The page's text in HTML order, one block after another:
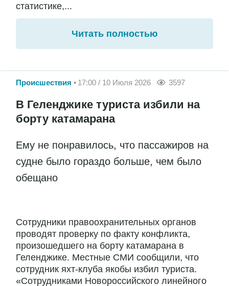
статистике,...
Читать полностью
Происшествия 17:00 / 10 Июля 2026 3597
В Геленджике туриста избили на
борту катамарана
Ему не понравилось, что пассажиров на
судне было гораздо больше, чем было
обещано
Сотрудники правоохранительных органов
проводят проверку по факту конфликта,
произошедшего на борту катамарана в
Геленджике. Местные СМИ сообщили, что
сотрудник яхт-клуба якобы избил туриста.
«Сотрудниками Новороссийского линейного